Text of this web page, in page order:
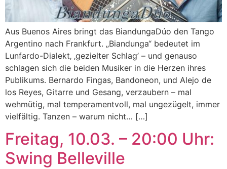
Aus Buenos Aires bringt das BiandungaDúo den Tango
Argentino nach Frankfurt. „Biandunga“ bedeutet im
Lunfardo-Dialekt‚ ‚gezielter Schlag’ – und genauso
schlagen sich die beiden Musiker in die Herzen ihres
Publikums. Bernardo Fingas, Bandoneon, und Alejo de
los Reyes, Gitarre und Gesang, verzaubern – mal
wehmütig, mal temperamentvoll, mal ungezügelt, immer
vielfältig. Tanzen – warum nicht… […]
Freitag, 10.03. – 20:00 Uhr:
Swing Belleville